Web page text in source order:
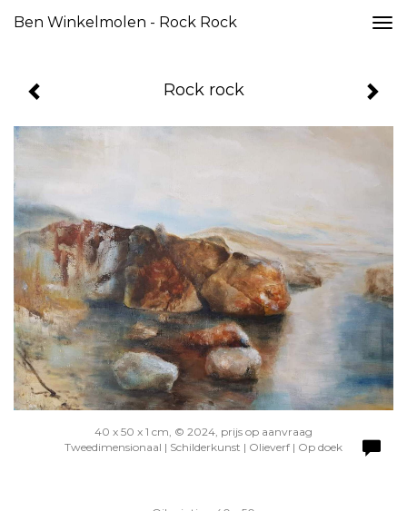
Ben Winkelmolen - Rock Rock
Rock rock
40 x 50 x 1 cm, © 2024, prijs op aanvraag
Tweedimensionaal | Schilderkunst | Olieverf | Op doek